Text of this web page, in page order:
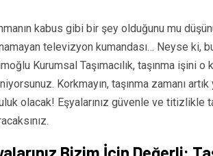
kabus gibi bir şey olduğunu mu
televizyon kumandası… Neyse ki,
Kurumsal Taşımacılık, taşınma işini
Korkmayın, taşınma zamanı
olacak! Eşyalarınız güvenle ve titizlikle